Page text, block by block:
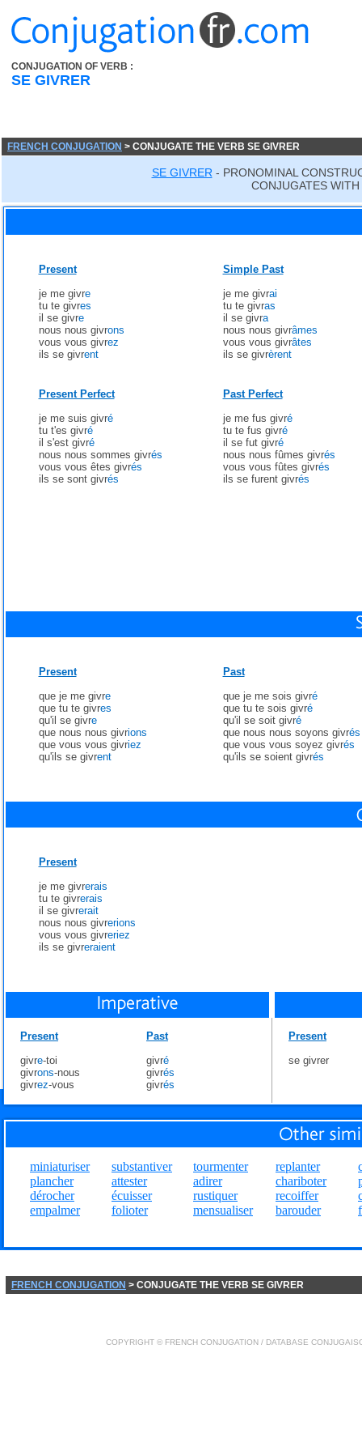
CONJUGATION OF VERB :
SE GIVRER
FRENCH CONJUGATION > CONJUGATE THE VERB SE GIVRER
SE GIVRER - PRONOMINAL
CONJUGATES
Present
je me givre
tu te givres
il se givre
nous nous givrons
vous vous givrez
ils se givrent
Simple Past
je me givrai
tu te givras
il se givra
nous nous givrâmes
vous vous givrâtes
ils se givrèrent
Present Perfect
je me suis givré
tu t'es givré
il s'est givré
nous nous sommes givrés
vous vous êtes givrés
ils se sont givrés
Past Perfect
je me fus givré
tu te fus givré
il se fut givré
nous nous fûmes givrés
vous vous fûtes givrés
ils se furent givrés
Present
que je me givre
que tu te givres
qu'il se givre
que nous nous givrions
que vous vous givriez
qu'ils se givrent
Past
que je me sois givré
que tu te sois givré
qu'il se soit givré
que nous nous soyons givrés
que vous vous soyez givrés
qu'ils se soient givrés
Present
je me givrerais
tu te givrerais
il se givrerait
nous nous givrerions
vous vous givreriez
ils se givreraient
Present
givre-toi
givrons-nous
givrez-vous
Past
givré
givrés
givrés
Present
se givrer
miniaturiser
plancher
dérocher
empalmer
substantiver
attester
écuisser
folioter
tourmenter
adirer
rustiquer
mensualiser
replanter
chariboter
recoiffer
barouder
FRENCH CONJUGATION > CONJUGATE THE VERB SE GIVRER
COPYRIGHT © FRENCH CONJUGATION / DATABASE